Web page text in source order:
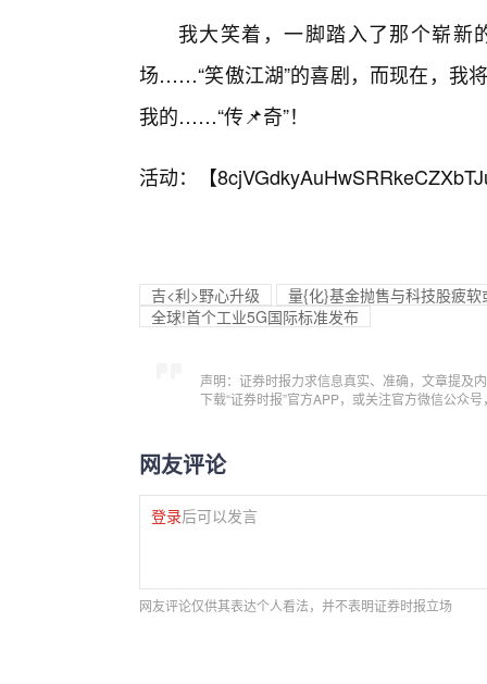
我大笑着，一脚踏入了那个崭新
场……“笑傲江湖”的喜剧，而现在，我
我的……“传📌奇”！
活动：【
吉<利>野心升级
量{化}基金抛售与科技股疲
全球!首个工业5G国际标准发布
声明：证券时报力求信息真实、准确，文章提及
下载“证券时报”官方APP，或关注官方微信公众
网友评论
登录后可以发言
网友评论仅供其表达个人看法，并不表明证券时报立场